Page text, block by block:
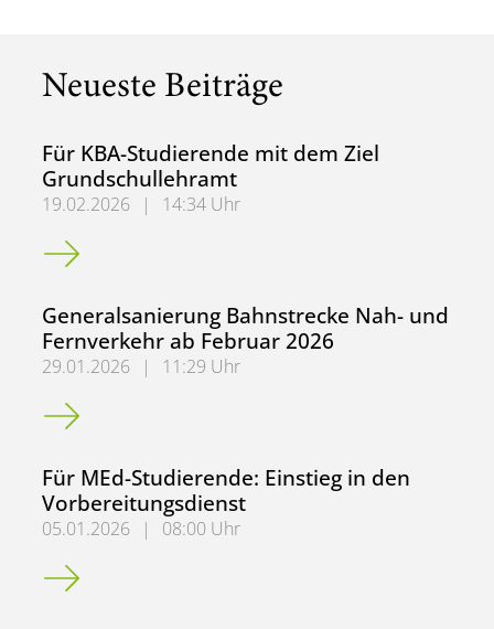
Neueste Beiträge
Für KBA-Studierende mit dem Ziel
Grundschullehramt
19.02.2026 |
14:34 Uhr
Für KBA-Studierende mit dem Ziel Grundschullehramt
Generalsanierung Bahnstrecke Nah- und
Fernverkehr ab Februar 2026
29.01.2026 |
11:29 Uhr
Generalsanierung Bahnstrecke Nah- und Fernverkehr ab
Für MEd-Studierende: Einstieg in den
Vorbereitungsdienst
05.01.2026 |
08:00 Uhr
Für MEd-Studierende: Einstieg in den